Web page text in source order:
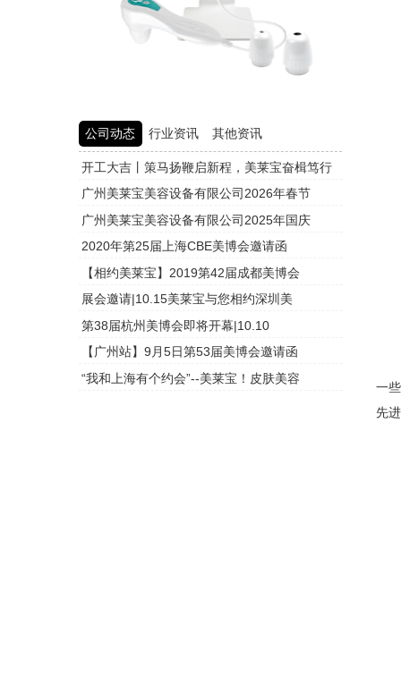
公司动态 行业资讯 其他资讯
开工大吉丨策马扬鞭启新程，美莱宝奋楫笃行
广州美莱宝美容设备有限公司2026年春节
广州美莱宝美容设备有限公司2025年国庆
2020年第25届上海CBE美博会邀请函
【相约美莱宝】2019第42届成都美博会
展会邀请|10.15美莱宝与您相约深圳美
第38届杭州美博会即将开幕|10.10
【广州站】9月5日第53届美博会邀请函
“我和上海有个约会”--美莱宝！皮肤美容
头皮检
头皮检
头皮检
头皮检
头皮检
头皮检
头皮检
专
一
先